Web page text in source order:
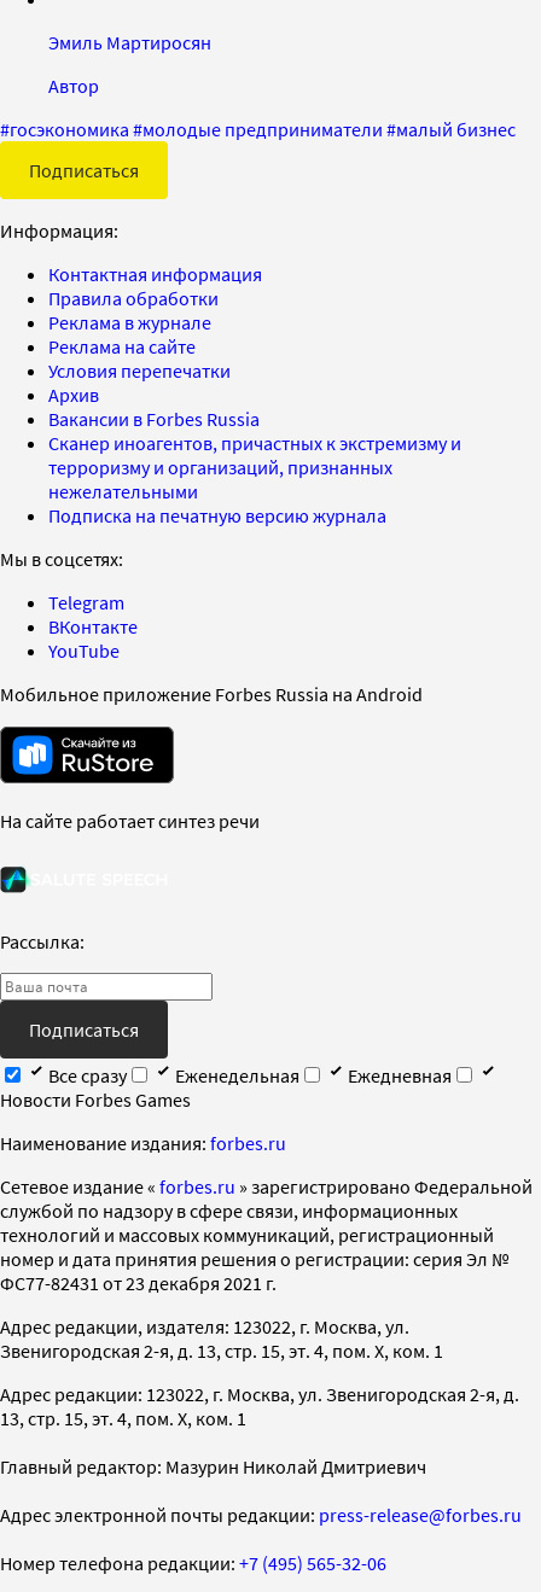
Эмиль Мартиросян
Автор
#госэкономика #молодые предприниматели #малый бизнес
Подписаться
Информация:
Контактная информация
Правила обработки
Реклама в журнале
Реклама на сайте
Условия перепечатки
Архив
Вакансии в Forbes Russia
Сканер иноагентов, причастных к экстремизму и
терроризму и организаций, признанных
нежелательными
Подписка на печатную версию журнала
Мы в соцсетях:
Telegram
ВКонтакте
YouTube
Мобильное приложение Forbes Russia на Android
На сайте работает синтез речи
Рассылка:
Подписаться
Все сразу
Еженедельная
Ежедневная
Новости Forbes Games
Наименование издания: forbes.ru
Cетевое издание « forbes.ru » зарегистрировано Федеральной
службой по надзору в сфере связи, информационных
технологий и массовых коммуникаций, регистрационный
номер и дата принятия решения о регистрации: серия Эл №
ФС77-82431 от 23 декабря 2021 г.
Адрес редакции, издателя: 123022, г. Москва, ул.
Звенигородская 2-я, д. 13, стр. 15, эт. 4, пом. X, ком. 1
Адрес редакции: 123022, г. Москва, ул. Звенигородская 2-я, д.
13, стр. 15, эт. 4, пом. X, ком. 1
Главный редактор: Мазурин Николай Дмитриевич
Адрес электронной почты редакции: press-release@forbes.ru
Номер телефона редакции: +7 (495) 565-32-06